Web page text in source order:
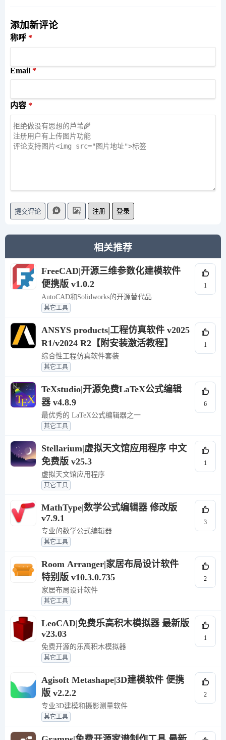
添加新评论
称呼
Email
内容
提交评论 注册 登录
相关推荐
FreeCAD|开源三维参数化建模软件
便携版 v1.0.2
AutoCAD和Solidworks的开源替代品
其它工具
1
ANSYS products|工程仿真软件 v2025
R1/v2024 R2【附安装激活教程】
综合性工程仿真软件套装
其它工具
1
TeXstudio|开源免费LaTeX公式编辑
器 v4.8.9
最优秀的 LaTeX公式编辑器之一
其它工具
6
Stellarium|虚拟天文馆应用程序 中文
免费版 v25.3
虚拟天文馆应用程序
其它工具
1
MathType|数学公式编辑器 修改版
v7.9.1
专业的数学公式编辑器
其它工具
3
Room Arranger|家居布局设计软件
特别版 v10.3.0.735
家居布局设计软件
其它工具
2
LeoCAD|免费乐高积木模拟器 最新版
v23.03
免费开源的乐高积木模拟器
其它工具
1
Agisoft Metashape|3D建模软件 便携
版 v2.2.2
专业3D建模和摄影测量软件
其它工具
2